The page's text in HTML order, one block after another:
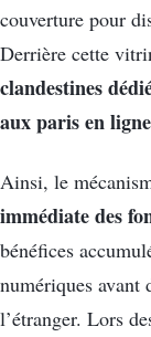
couverture pour
Derrière cette
clandestines
aux paris en
Ainsi, le
immédiate des
bénéfices
numériques avant
l’étranger. Lors